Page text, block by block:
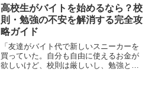
高い倍率や「顔採用」なんて噂を耳にし
て、応募ボタンを押すのを...
高校生がバイトを始めるなら？校
則・勉強の不安を解消する完全攻
略ガイド
「友達がバイト代で新しいスニーカーを
買っていた。自分も自由に使えるお金が
欲しいけど、校則は厳しいし、勉強と両